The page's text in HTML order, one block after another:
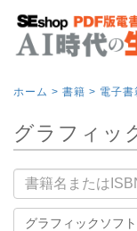
ホーム > 書籍 > 電子書
グラフィッ
書籍名
グラフィックソフ